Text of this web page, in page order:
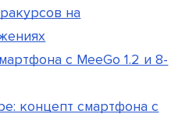
на
с MeeGo 1.2 и 8-
концепт смартфона с